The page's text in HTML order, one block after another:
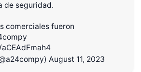
de seguridad.
comerciales fueron
August 11, 2023